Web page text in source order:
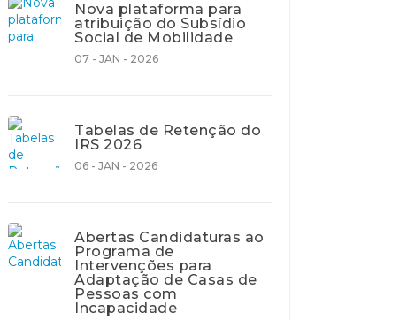
Nova plataforma para
atribuição do Subsídio
Social de Mobilidade
07 - JAN - 2026
Tabelas de Retenção do
IRS 2026
06 - JAN - 2026
Abertas Candidaturas ao
Programa de
Intervenções para
Adaptação de Casas de
Pessoas com
Incapacidade